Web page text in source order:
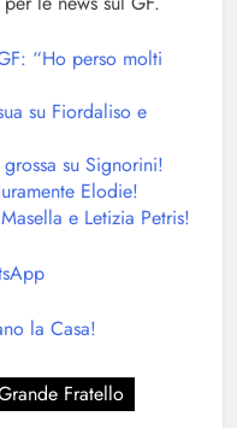
“Ho perso molti
su Fiordaliso e
su Signorini!
Elodie!
e Letizia Petris!
la Casa!
Fratello